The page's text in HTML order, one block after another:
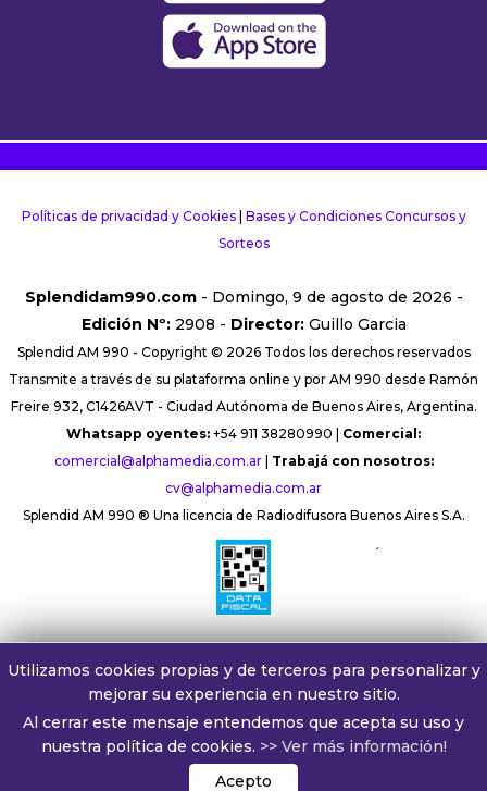
Políticas de privacidad y Cookies| Bases y Condiciones Concursos y
Sorteos
Splendidam990.com- Domingo, 9 de agosto de 2026 -
Edición Nº:2908 - Director:Guillo Garcia
Splendid AM 990 - Copyright © 2026 Todos los derechos reservados
Transmite a través de su plataforma online y por AM 990 desde Ramón
Freire 932, C1426AVT - Ciudad Autónoma de Buenos Aires, Argentina.
Whatsapp oyentes: +54 911 38280990 | Comercial:
comercial@alphamedia.com.ar| Trabajá con nosotros:
cv@alphamedia.com.ar
Splendid AM 990 ® Una licencia de Radiodifusora Buenos Aires S.A.
´
Utilizamos cookies propias y de terceros para personalizar y
mejorar su experiencia en nuestro sitio.
Al cerrar este mensaje entendemos que acepta su uso y
nuestra política de cookies. >> Ver más información!
Acepto